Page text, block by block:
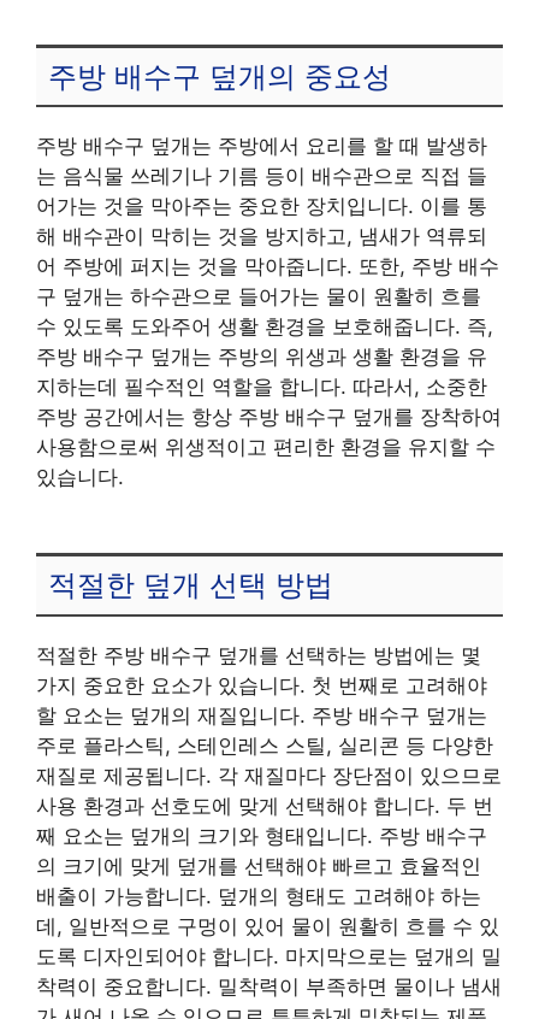
주방 배수구 덮개의 중요성
주방 배수구 덮개는 주방에서 요리를 할 때 발생하
는 음식물 쓰레기나 기름 등이 배수관으로 직접 들
어가는 것을 막아주는 중요한 장치입니다. 이를 통
해 배수관이 막히는 것을 방지하고, 냄새가 역류되
어 주방에 퍼지는 것을 막아줍니다. 또한, 주방 배수
구 덮개는 하수관으로 들어가는 물이 원활히 흐를
수 있도록 도와주어 생활 환경을 보호해줍니다. 즉,
주방 배수구 덮개는 주방의 위생과 생활 환경을 유
지하는데 필수적인 역할을 합니다. 따라서, 소중한
주방 공간에서는 항상 주방 배수구 덮개를 장착하여
사용함으로써 위생적이고 편리한 환경을 유지할 수
있습니다.
적절한 덮개 선택 방법
적절한 주방 배수구 덮개를 선택하는 방법에는 몇
가지 중요한 요소가 있습니다. 첫 번째로 고려해야
할 요소는 덮개의 재질입니다. 주방 배수구 덮개는
주로 플라스틱, 스테인레스 스틸, 실리콘 등 다양한
재질로 제공됩니다. 각 재질마다 장단점이 있으므로
사용 환경과 선호도에 맞게 선택해야 합니다. 두 번
째 요소는 덮개의 크기와 형태입니다. 주방 배수구
의 크기에 맞게 덮개를 선택해야 빠르고 효율적인
배출이 가능합니다. 덮개의 형태도 고려해야 하는
데, 일반적으로 구멍이 있어 물이 원활히 흐를 수 있
도록 디자인되어야 합니다. 마지막으로는 덮개의 밀
착력이 중요합니다. 밀착력이 부족하면 물이나 냄새